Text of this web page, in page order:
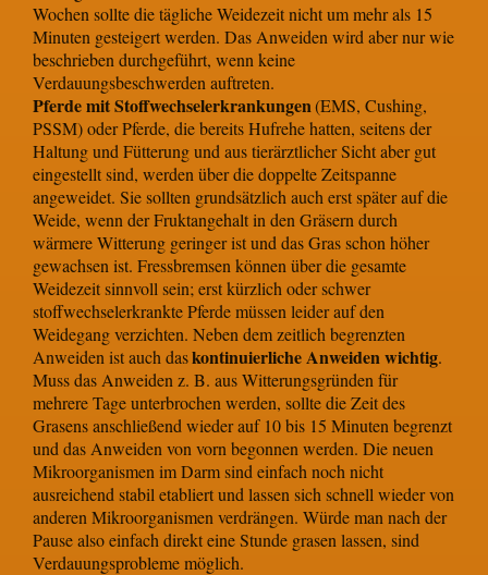
Wochen sollte die tägliche Weidezeit nicht um mehr als 15
Minuten gesteigert werden. Das Anweiden wird aber nur wie
beschrieben durchgeführt, wenn keine
Verdauungsbeschwerden auftreten.
Pferde mit Stoffwechselerkrankungen(EMS, Cushing,
PSSM) oder Pferde, die bereits Hufrehe hatten, seitens der
Haltung und Fütterung und aus tierärztlicher Sicht aber gut
eingestellt sind, werden über die doppelte Zeitspanne
angeweidet. Sie sollten grundsätzlich auch erst später auf die
Weide, wenn der Fruktangehalt in den Gräsern durch
wärmere Witterung geringer ist und das Gras schon höher
gewachsen ist. Fressbremsen können über die gesamte
Weidezeit sinnvoll sein; erst kürzlich oder schwer
stoffwechselerkrankte Pferde müssen leider auf den
Weidegang verzichten. Neben dem zeitlich begrenzten
Anweiden ist auch daskontinuierliche Anweiden wichtig.
Muss das Anweiden z. B. aus Witterungsgründen für
mehrere Tage unterbrochen werden, sollte die Zeit des
Grasens anschließend wieder auf 10 bis 15 Minuten begrenzt
und das Anweiden von vorn begonnen werden. Die neuen
Mikroorganismen im Darm sind einfach noch nicht
ausreichend stabil etabliert und lassen sich schnell wieder von
anderen Mikroorganismen verdrängen. Würde man nach der
Pause also einfach direkt eine Stunde grasen lassen, sind
Verdauungsprobleme möglich.